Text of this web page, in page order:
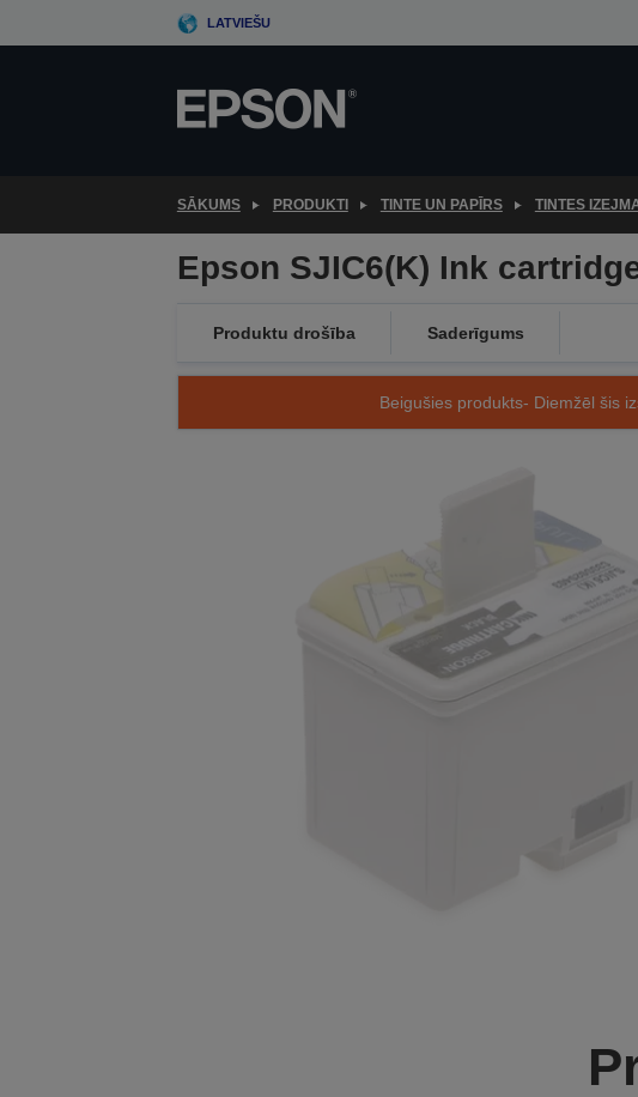
to
LATVIEŠU
SĀKUMS PRODUKTI TINTE UN PAPĪRS TINTES
Epson SJIC6(K) Ink
Produktu drošība Saderīgums
Beigušies produkts- Diemžēl šis